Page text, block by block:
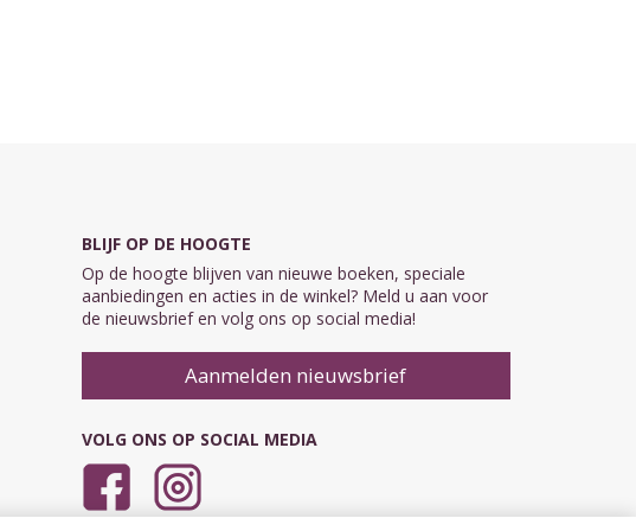
BLIJF OP DE HOOGTE
Op de hoogte blijven van nieuwe boeken, speciale
aanbiedingen en acties in de winkel? Meld u aan voor
de nieuwsbrief en volg ons op social media!
Aanmelden nieuwsbrief
VOLG ONS OP SOCIAL MEDIA